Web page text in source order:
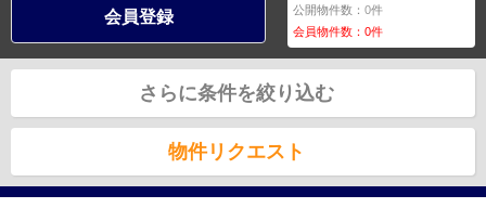
会員登録 公開物件数：0件
会員物件数：0件
さらに条件を絞り込む
物件リクエスト